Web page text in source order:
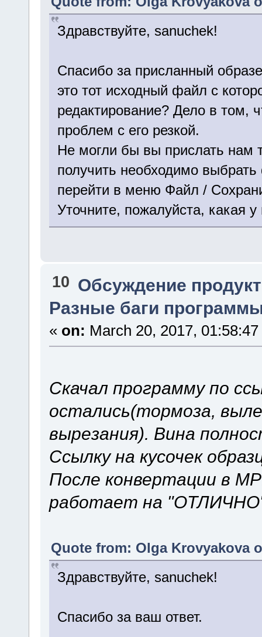
Здравствуйте, sanuchek!
Спасибо за присланный
это тот исходный файл с
редактирование? Дело в том,
проблем с его резкой.
Не могли бы вы прислать нам
получить необходимо
перейти в меню Файл /
Уточните, пожалуйста, какая
10 Обсуждение
Разные баги
« on: March 20, 2017,
Скачал программу по
остались(тормоза,
вырезания). Вина
Ссылку на кусочек
После конвертации в
работает на
Quote from: Olga Krovyakova
Здравствуйте, sanuchek!
Спасибо за ваш ответ.